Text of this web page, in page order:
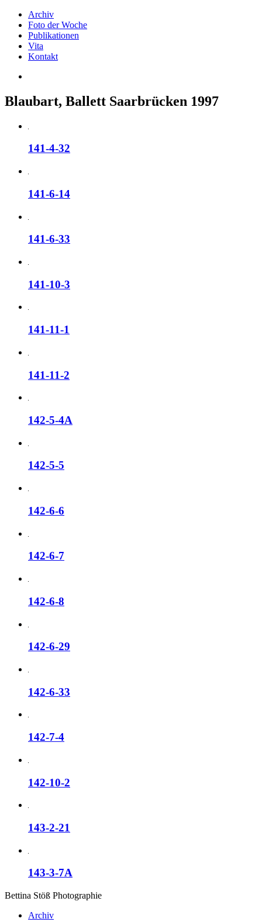
Archiv
Foto der Woche
Publikationen
Vita
Kontakt
Blaubart, Ballett Saarbrücken 1997
141-4-32
141-6-14
141-6-33
141-10-3
141-11-1
141-11-2
142-5-4A
142-5-5
142-6-6
142-6-7
142-6-8
142-6-29
142-6-33
142-7-4
142-10-2
143-2-21
143-3-7A
Bettina Stöß Photographie
Archiv